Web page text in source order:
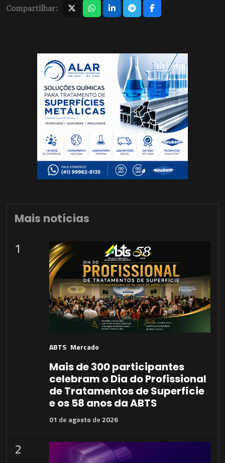
Compartilhar:
Mais notícias
1
ABTS Mercado
Mais de 300 participantes
celebram o Dia do Profissional
de Tratamentos de Superfície
e os 58 anos da ABTS
01 de agosto de 2026
2